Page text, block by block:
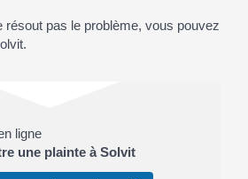
résout pas le problème, vous pouvez
ligne
une plainte à Solvit